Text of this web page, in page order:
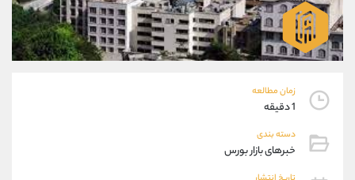
زمان مطالعه
1 دقیقه
دسته بندی
خبرهای بازار بورس
09304891085
واتساپ شروع گفتگو
تلگرام @Armteam_admin_103
داخلی 103
پشتیبان فروش
واتساپ